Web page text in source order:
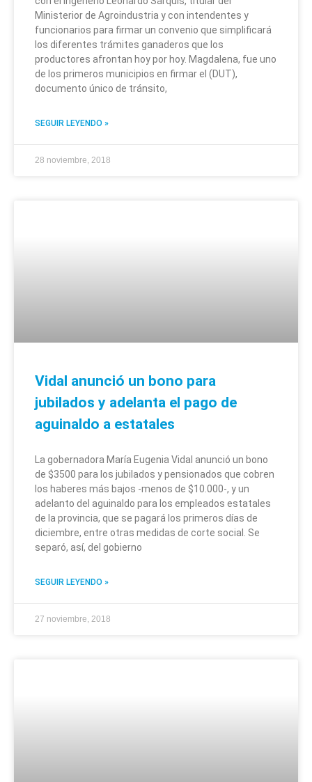
Ministerior de Agroindustria y con intendentes y
funcionarios para firmar un convenio que simplificará
los diferentes trámites ganaderos que los
productores afrontan hoy por hoy. Magdalena, fue uno
de los primeros municipios en firmar el (DUT),
documento único de tránsito,
SEGUIR LEYENDO »
28 noviembre, 2018
Vidal anunció un bono para
jubilados y adelanta el pago de
aguinaldo a estatales
La gobernadora María Eugenia Vidal anunció un bono
de $3500 para los jubilados y pensionados que cobren
los haberes más bajos -menos de $10.000-, y un
adelanto del aguinaldo para los empleados estatales
de la provincia, que se pagará los primeros días de
diciembre, entre otras medidas de corte social. Se
separó, así, del gobierno
SEGUIR LEYENDO »
27 noviembre, 2018